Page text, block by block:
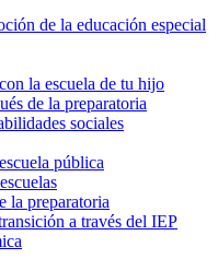
de la educación especial
la escuela de tu hijo
de la preparatoria
sociales
pública
la preparatoria
a través del IEP